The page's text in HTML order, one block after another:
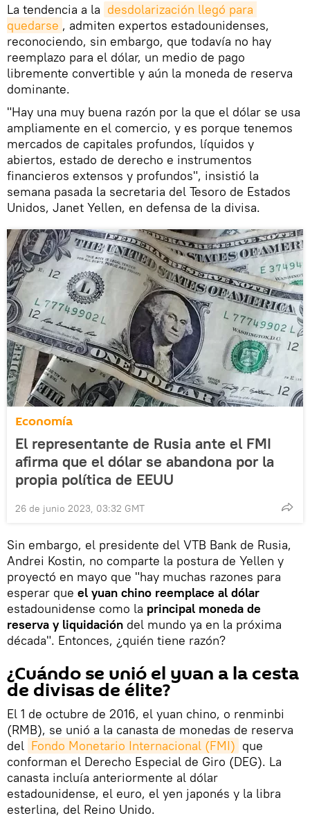
La tendencia a la desdolarización llegó para
quedarse , admiten expertos estadounidenses,
reconociendo, sin embargo, que todavía no hay
reemplazo para el dólar, un medio de pago
libremente convertible y aún la moneda de reserva
dominante.
"Hay una muy buena razón por la que el dólar se usa
ampliamente en el comercio, y es porque tenemos
mercados de capitales profundos, líquidos y
abiertos, estado de derecho e instrumentos
financieros extensos y profundos", insistió la
semana pasada la secretaria del Tesoro de Estados
Unidos, Janet Yellen, en defensa de la divisa.
Economía
El representante de Rusia ante el FMI
afirma que el dólar se abandona por la
propia política de EEUU
26 de junio 2023, 03:32 GMT
Sin embargo, el presidente del VTB Bank de Rusia,
Andrei Kostin, no comparte la postura de Yellen y
proyectó en mayo que "hay muchas razones para
esperar que el yuan chino reemplace al dólar
estadounidense como la principal moneda de
reserva y liquidación del mundo ya en la próxima
década". Entonces, ¿quién tiene razón?
¿Cuándo se unió el yuan a la cesta
de divisas de élite?
El 1 de octubre de 2016, el yuan chino, o renminbi
(RMB), se unió a la canasta de monedas de reserva
del Fondo Monetario Internacional (FMI) que
conforman el Derecho Especial de Giro (DEG). La
canasta incluía anteriormente al dólar
estadounidense, el euro, el yen japonés y la libra
esterlina, del Reino Unido.